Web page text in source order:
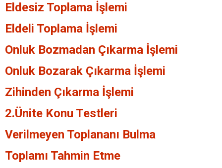
Eldesiz Toplama İşlemi
Eldeli Toplama İşlemi
Onluk Bozmadan Çıkarma İşlemi
Onluk Bozarak Çıkarma İşlemi
Zihinden Çıkarma İşlemi
2.Ünite Konu Testleri
Verilmeyen Toplananı Bulma
Toplamı Tahmin Etme